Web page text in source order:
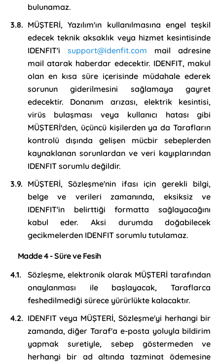
bulunamaz.
MÜŞTERİ, Yazılım'ın kullanılmasına engel teşkil
edecek teknik aksaklık veya hizmet kesintisinde
IDENFIT'i support@idenfit.com mail adresine
mail atarak haberdar edecektir. IDENFIT, makul
olan en kısa süre içerisinde müdahale ederek
sorunun giderilmesini sağlamaya gayret
edecektir. Donanım arızası, elektrik kesintisi,
virüs bulaşması veya kullanıcı hatası gibi
MÜŞTERİ'den, üçüncü kişilerden ya da Tarafların
kontrolü dışında gelişen mücbir sebeplerden
kaynaklanan sorunlardan ve veri kayıplarından
IDENFIT sorumlu değildir.
MÜŞTERİ, Sözleşme'nin ifası için gerekli bilgi,
belge ve verileri zamanında, eksiksiz ve
IDENFIT'in belirttiği formatta sağlayacağını
kabul eder. Aksi durumda doğabilecek
gecikmelerden IDENFIT sorumlu tutulamaz.
Madde 4 - Süre ve Fesih
Sözleşme, elektronik olarak MÜŞTERİ tarafından
onaylanması ile başlayacak, Taraflarca
feshedilmediği sürece yürürlükte kalacaktır.
IDENFIT veya MÜŞTERİ, Sözleşme'yi herhangi bir
zamanda, diğer Taraf'a e-posta yoluyla bildirim
yapmak suretiyle, sebep göstermeden ve
herhangi bir ad altında tazminat ödemesine